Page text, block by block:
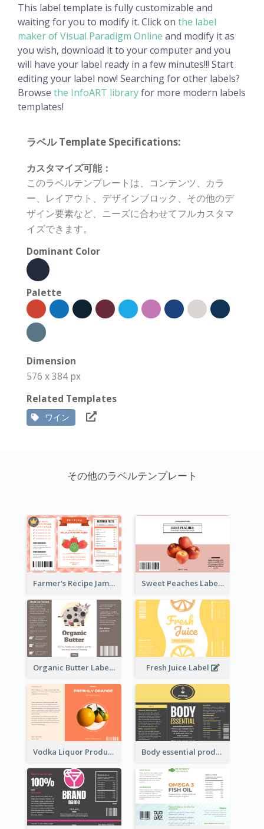
This label template is fully customizable and
waiting for you to modify it. Click on the label
maker of Visual Paradigm Online and modify it as
you wish, download it to your computer and you
will have your label ready in a few minutes!!! Start
editing your label now! Searching for other labels?
Browse the InfoART libraryfor more modern labels
templates!
ラベル Template Specifications:
カスタマイズ可能：
このラベルテンプレートは、コンテンツ、カラ
ー、レイアウト、デザインブロック、その他のデ
ザイン要素など、ニーズに合わせてフルカスタマ
イズできます。
Dominant Color
Palette
Dimension
576 x 384 px
Related Templates
ワイン
その他のラベルテンプレート
Farmer's Recipe Jam Label Sweet Peaches Label
Organic Butter Label Fresh Juice Label
Vodka Liquor Product Label Body essential product label